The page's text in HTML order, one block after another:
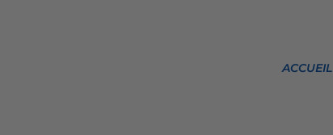
ACCUEIL